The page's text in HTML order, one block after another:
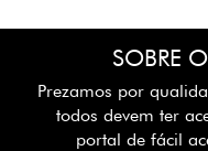
SOBRE
Prezamos por
todos devem ter
portal de fácil